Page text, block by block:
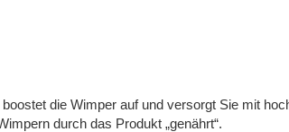
die Wimper auf und versorgt Sie mit
durch das Produkt „genährt“.